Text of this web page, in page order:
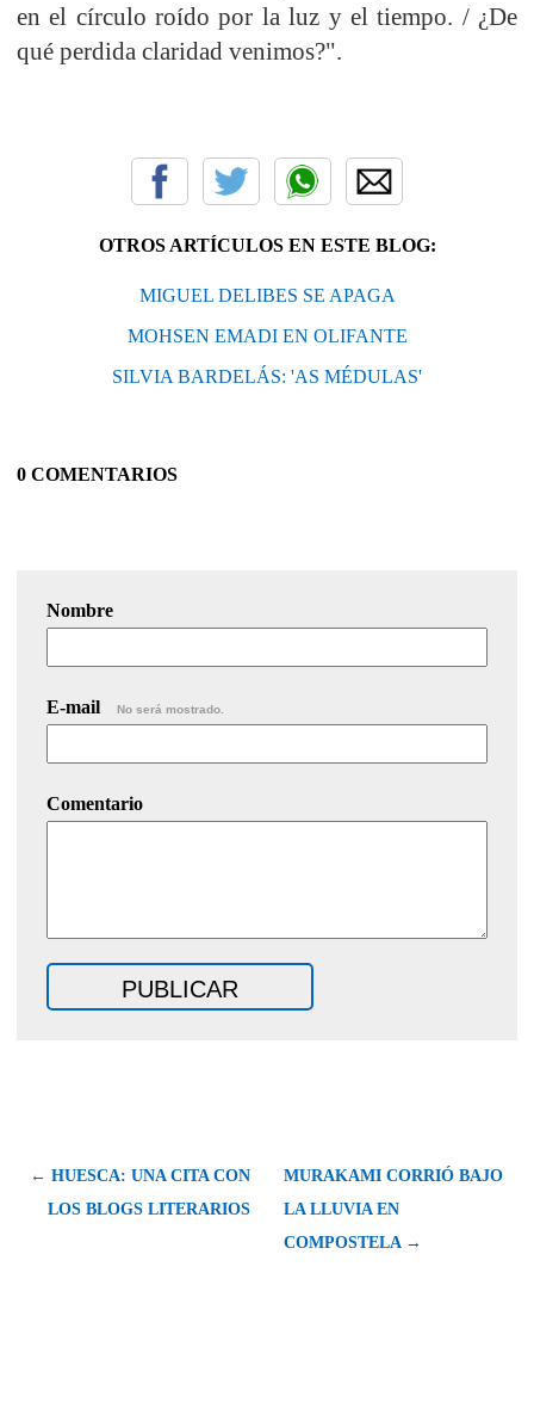
en el círculo roído por la luz y el tiempo. / ¿De
qué perdida claridad venimos?".
OTROS ARTÍCULOS EN ESTE BLOG:
MIGUEL DELIBES SE APAGA
MOHSEN EMADI EN OLIFANTE
SILVIA BARDELÁS: 'AS MÉDULAS'
0 COMENTARIOS
Nombre
E-mail No será mostrado.
Comentario
← HUESCA: UNA CITA CON
LOS BLOGS LITERARIOS
MURAKAMI CORRIÓ BAJO
LA LLUVIA EN
COMPOSTELA →